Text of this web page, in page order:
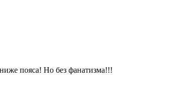
пояса! Но без фанатизма!!!